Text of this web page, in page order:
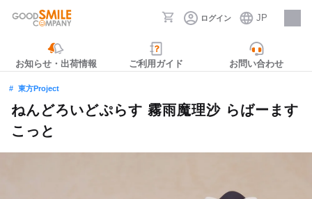
ログイン JP
採用情報
お知らせ・出荷情報 ご利用ガイド お問い合わせ
東方Project
ねんどろいどぷらす 霧雨魔理沙 らばーます
こっと